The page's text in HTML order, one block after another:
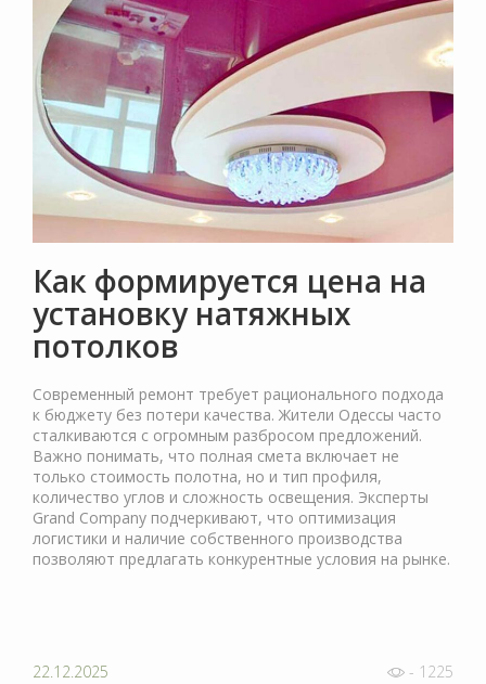
Как формируется цена на
установку натяжных
потолков
Современный ремонт требует рационального подхода
к бюджету без потери качества. Жители Одессы часто
сталкиваются с огромным разбросом предложений.
Важно понимать, что полная смета включает не
только стоимость полотна, но и тип профиля,
количество углов и сложность освещения. Эксперты
Grand Company подчеркивают, что оптимизация
логистики и наличие собственного производства
позволяют предлагать конкурентные условия на рынке.
22.12.2025 - 1225